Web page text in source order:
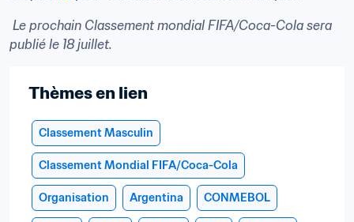
publié le 18 juillet.
Thèmes en lien
Classement Masculin
Classement Mondial FIFA/Coca-Cola
Organisation Argentina CONMEBOL